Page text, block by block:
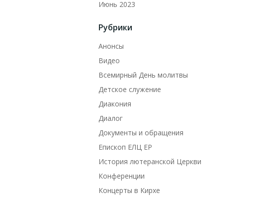
Июнь 2023
Рубрики
Анонсы
Видео
Всемирный День молитвы
Детское служение
Диакония
Диалог
Документы и обращения
Епископ ЕЛЦ ЕР
История лютеранской Церкви
Конференции
Концерты в Кирхе